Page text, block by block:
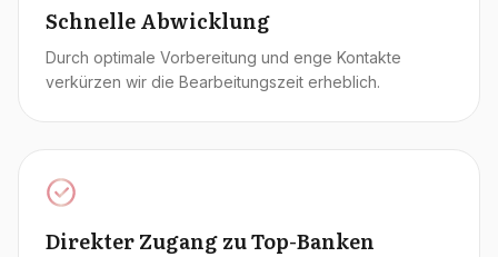
Schnelle Abwicklung
Durch optimale Vorbereitung und enge Kontakte
verkürzen wir die Bearbeitungszeit erheblich.
Direkter Zugang zu Top-Banken